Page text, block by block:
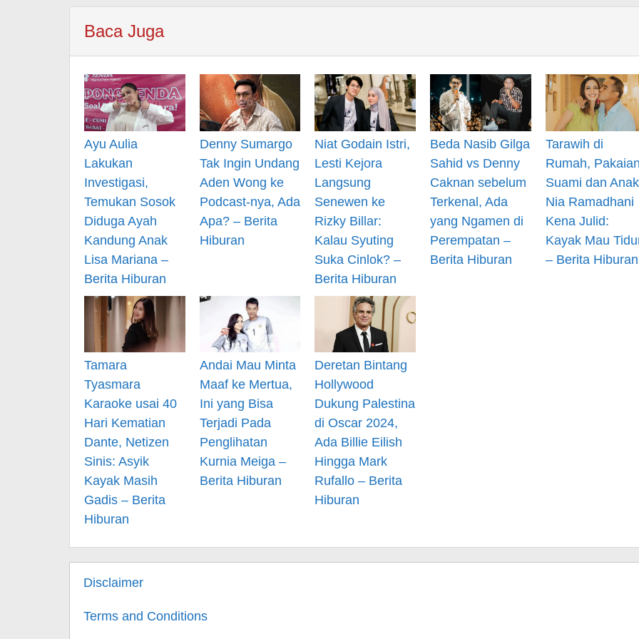
Baca Juga
Ayu Aulia
Lakukan
Investigasi,
Temukan Sosok
Diduga Ayah
Kandung Anak
Lisa Mariana –
Berita Hiburan
Denny Sumargo
Tak Ingin Undang
Aden Wong ke
Podcast-nya, Ada
Apa? – Berita
Hiburan
Niat Godain Istri,
Lesti Kejora
Langsung
Senewen ke
Rizky Billar:
Kalau Syuting
Suka Cinlok? –
Berita Hiburan
Beda Nasib Gilga
Sahid vs Denny
Caknan sebelum
Terkenal, Ada
yang Ngamen di
Perempatan –
Berita Hiburan
Tarawih di
Rumah,
Suami dan Anak
Nia Ramadhani
Kena Julid:
Kayak Mau
– Berita Hiburan
Tamara
Tyasmara
Karaoke usai 40
Hari Kematian
Dante, Netizen
Sinis: Asyik
Kayak Masih
Gadis – Berita
Hiburan
Andai Mau Minta
Maaf ke Mertua,
Ini yang Bisa
Terjadi Pada
Penglihatan
Kurnia Meiga –
Berita Hiburan
Deretan Bintang
Hollywood
Dukung Palestina
di Oscar 2024,
Ada Billie Eilish
Hingga Mark
Rufallo – Berita
Hiburan
Disclaimer
Terms and Conditions